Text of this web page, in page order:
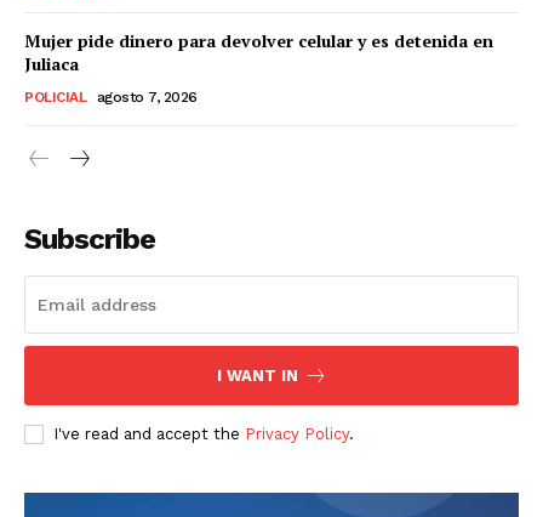
Contacto
Prensa
Mujer pide dinero para devolver celular y es detenida en
Juliaca
POLICIAL agosto 7, 2026
Subscribe
I WANT IN
I've read and accept the Privacy Policy.